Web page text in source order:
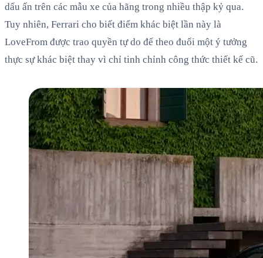
dấu ấn trên các mẫu xe của hãng trong nhiều thập kỷ qua.
Tuy nhiên, Ferrari cho biết điểm khác biệt lần này là
LoveFrom được trao quyền tự do để theo đuổi một ý tưởng
thực sự khác biệt thay vì chỉ tinh chỉnh công thức thiết kế cũ.